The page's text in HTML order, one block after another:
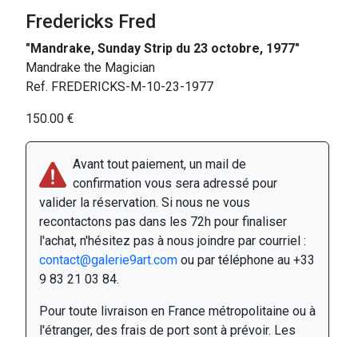
Fredericks Fred
"Mandrake, Sunday Strip du 23 octobre, 1977"
Mandrake the Magician
Ref. FREDERICKS-M-10-23-1977
150.00 €
Avant tout paiement, un mail de
confirmation vous sera adressé pour
valider la réservation. Si nous ne vous
recontactons pas dans les 72h pour finaliser
l'achat, n'hésitez pas à nous joindre par courriel :
contact@galerie9art.com ou par téléphone au +33
9 83 21 03 84.
Pour toute livraison en France métropolitaine ou à
l'étranger, des frais de port sont à prévoir. Les